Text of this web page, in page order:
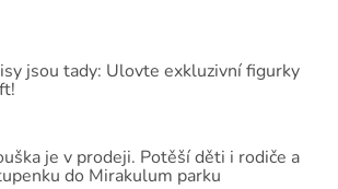
jsou tady: Ulovte exkluzivní figurky
je v prodeji. Potěší děti i rodiče a
do Mirakulum parku